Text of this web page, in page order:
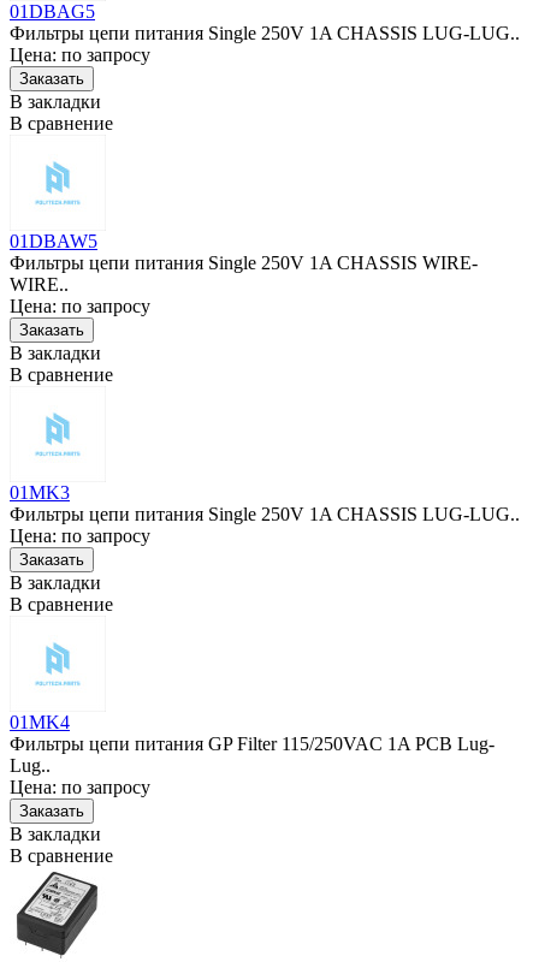
01DBAG5
Фильтры цепи питания Single 250V 1A CHASSIS LUG-LUG..
Цена: по запросу
В закладки
В сравнение
01DBAW5
Фильтры цепи питания Single 250V 1A CHASSIS WIRE-
WIRE..
Цена: по запросу
В закладки
В сравнение
01MK3
Фильтры цепи питания Single 250V 1A CHASSIS LUG-LUG..
Цена: по запросу
В закладки
В сравнение
01MK4
Фильтры цепи питания GP Filter 115/250VAC 1A PCB Lug-
Lug..
Цена: по запросу
В закладки
В сравнение